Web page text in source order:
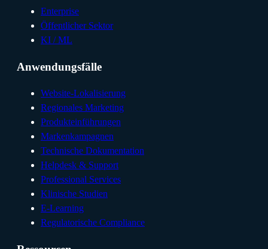
Enterprise
Öffentlicher Sektor
KI / ML
Anwendungsfälle
Website-Lokalisierung
Regionales Marketing
Produkteinführungen
Markenkampagnen
Technische Dokumentation
Helpdesk & Support
Professional Services
Klinische Studien
E-Learning
Regulatorische Compliance